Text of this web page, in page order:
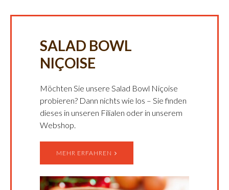
SALAD BOWL
NIÇOISE
Möchten Sie unsere Salad Bowl Niçoise
probieren? Dann nichts wie los – Sie finden
dieses in unseren Filialen oder in unserem
Webshop.
MEHR ERFAHREN